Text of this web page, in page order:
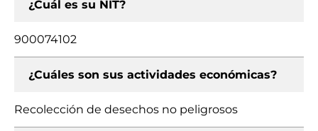
¿Cuál es su NIT?
900074102
¿Cuáles son sus actividades económicas?
Recolección de desechos no peligrosos